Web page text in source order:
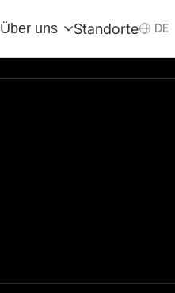
Über uns Standorte DE